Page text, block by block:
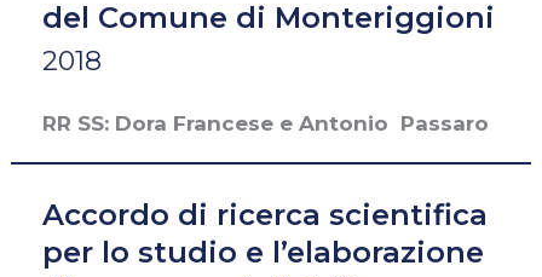
del Comune di Monteriggioni
2018
RR SS: Dora Francese e Antonio Passaro
Accordo di ricerca scientifica
per lo studio e l’elaborazione